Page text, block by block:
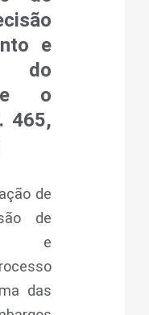
e
do
e o
465,
de
de
e
das